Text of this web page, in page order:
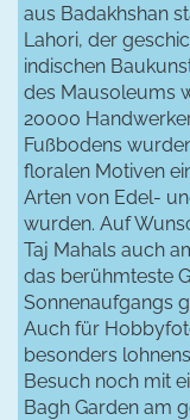
aus Badakhshan
Lahori, der
indischen
des Mausoleums
20000
Fußbodens
floralen Motiven
Arten von Edel-
wurden. Auf
Taj Mahals auch
das berühmteste
Sonnenaufgangs
Auch für
besonders
Besuch noch mit
Bagh Garden am